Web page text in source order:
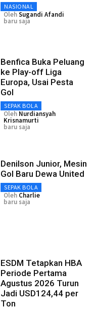
NASIONAL
OlehSugandi Afandi
baru saja
Benfica Buka Peluang
ke Play-off Liga
Europa, Usai Pesta
Gol
SEPAK BOLA
Oleh Nurdiansyah
Krisnamurti
baru saja
Denilson Junior, Mesin
Gol Baru Dewa United
SEPAK BOLA
Oleh Charlie
baru saja
ESDM Tetapkan HBA
Periode Pertama
Agustus 2026 Turun
Jadi USD124,44 per
Ton